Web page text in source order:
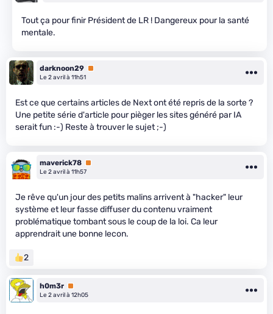
Tout ça pour finir Président de LR ! Dangereux pour la santé
mentale.
darknoon29 Premium
Le 2 avril à 11h51
Est ce que certains articles de Next ont été repris de la sorte ?
Une petite série d'article pour pièger les sites généré par IA
serait fun :-) Reste à trouver le sujet ;-)
maverick78 Premium
Le 2 avril à 11h57
Je rêve qu'un jour des petits malins arrivent à "hacker" leur
système et leur fasse diffuser du contenu vraiment
problématique tombant sous le coup de la loi. Ca leur
apprendrait une bonne lecon.
2
h0m3r Premium
Le 2 avril à 12h05